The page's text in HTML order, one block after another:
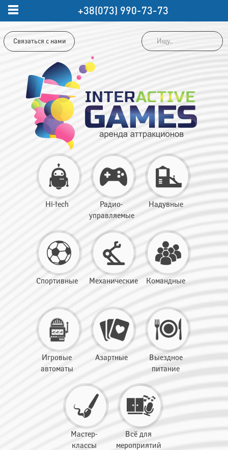
Связаться с нами
Hi-tech
Радио-
управляемые
Надувные
Спортивные Механические Командные
Игровые
автоматы
Азартные
Выездное
питание
Мастер-
классы
Всё для
мероприятий
+38(073) 990-73-73